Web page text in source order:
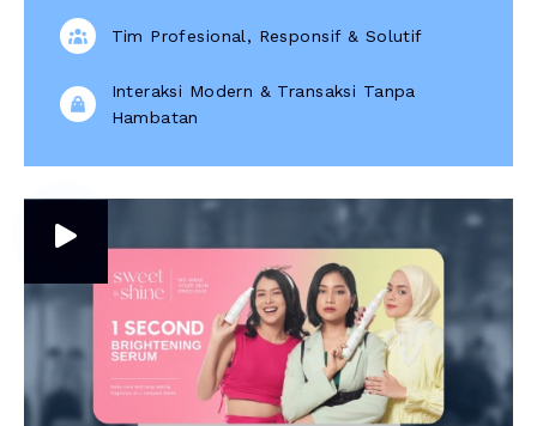
Tim Profesional, Responsif & Solutif
Interaksi Modern & Transaksi Tanpa
Hambatan